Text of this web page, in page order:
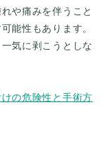
や痛みを伴うこと
能性もあります。
気に剥こうとしな
の危険性と手術方